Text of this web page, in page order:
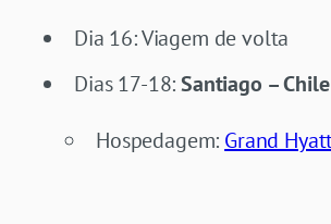
Dia 16: Viagem de volta
Dias 17-18:Santiago – Chile
Hospedagem: Grand